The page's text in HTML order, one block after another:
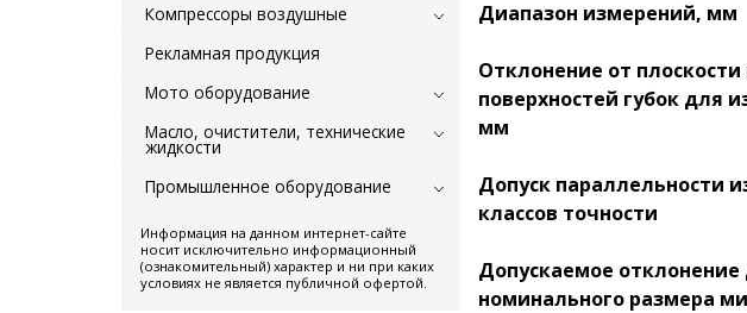
Компрессоры воздушные
Рекламная продукция
Мото оборудование
Масло, очистители, технические
жидкости
Промышленное оборудование
Информация на данном интернет-сайте
носит исключительно информационный
(ознакомительный) характер и ни при каких
условиях не является публичной офертой.
Диапазон измерений, мм
Отклонение от
поверхностей губок для
мм
Допуск параллельности
классов точности
Допускаемое
номинального размера